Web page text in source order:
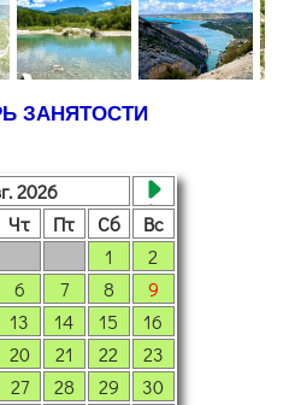
ЗАНЯТОСТИ
2026
Чт Пт Сб
Вс
1
2
6 7 8
9
13 14 15
16
20 21 22
23
27 28 29
30